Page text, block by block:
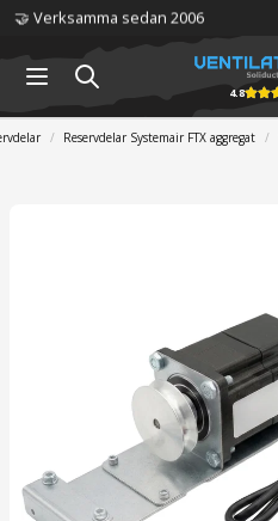
🏆 Störst på ventilation
4.8
Reservdelar Systemair FTX aggregat